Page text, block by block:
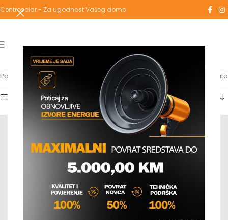
Centrosolar - Za ugodnost Vašeg doma
Početna Proizvodi označeni “smartpress” Prikaz svih 9 rezultata
Show sidebar